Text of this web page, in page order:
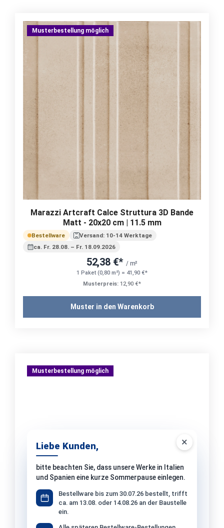
×
Liebe Kunden,
bitte beachten Sie, dass unsere Werke in Italien
und Spanien eine kurze Sommerpause einlegen.
Bestellware bis zum 30.07.26 bestellt, trifft
ca. am 13.08. oder 14.08.26 an der Baustelle
ein.
Musterbestellung möglich
Marazzi Artcraft Calce Struttura 3D Bande
Matt - 20x20 cm | 11.5 mm
Bestellware
Versand: 10-14 Werktage
ca. Fr. 28.08. – Fr. 18.09.2026
52,38 €* / m²
1 Paket (0,80 m²) = 41,90 €*
Musterpreis: 12,90 €*
Muster in den Warenkorb
Musterbestellung möglich